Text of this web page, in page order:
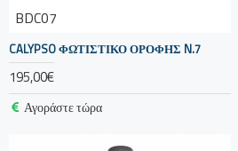
BDC07
CALYPSO ΦΩΤΙΣΤΙΚΌ ΟΡΟΦΉΣ N.7
195,00€
Αγοράστε τώρα